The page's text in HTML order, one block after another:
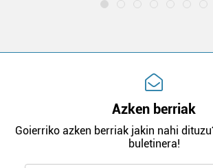
Azken berriak
Goierriko azken berriak jakin nahi
buletinera!